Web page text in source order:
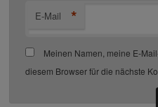
E-Mail *
Meinen Namen, meine E-
diesem Browser für die nächste